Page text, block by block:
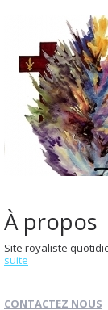
À propos
Site royaliste
suite
CONTACTEZ NOUS